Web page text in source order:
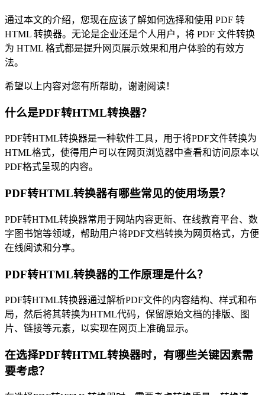
通过本文的介绍，您现在应该了解如何选择和使用 PDF 转
HTML 转换器。无论是企业还是个人用户，将 PDF 文件转换
为 HTML 格式都是提升网页展示效果和用户体验的有效方
法。
希望以上内容对您有所帮助，谢谢阅读！
什么是PDF转HTML转换器？
PDF转HTML转换器是一种软件工具，用于将PDF文件转换为
HTML格式，使得用户可以在网页浏览器中查看和访问原本以
PDF格式呈现的内容。
PDF转HTML转换器有哪些常见的使用场景？
PDF转HTML转换器常用于网站内容更新、在线教育平台、数
字图书馆等领域，帮助用户将PDF文档转换为网页格式，方便
在线阅读和分享。
PDF转HTML转换器的工作原理是什么？
PDF转HTML转换器通过解析PDF文件的内容结构、样式和布
局，然后将其转换为HTML代码，保留原始文档的排版、图
片、链接等元素，以实现在网页上准确显示。
在选择PDF转HTML转换器时，有哪些关键因素需
要考虑？